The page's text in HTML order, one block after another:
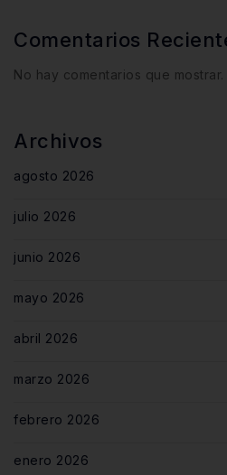
Comentarios
No hay comentarios que mostrar.
Archivos
agosto 2026
julio 2026
junio 2026
mayo 2026
abril 2026
marzo 2026
febrero 2026
enero 2026